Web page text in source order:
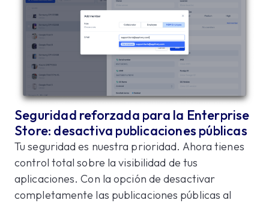
Seguridad reforzada para la Enterprise
Store: desactiva publicaciones públicas
Tu seguridad es nuestra prioridad. Ahora tienes
control total sobre la visibilidad de tus
aplicaciones. Con la opción de desactivar
completamente las publicaciones públicas al